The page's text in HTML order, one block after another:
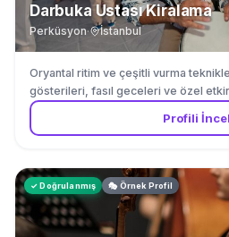
Darbuka Ustası Kiralama
Perküsyon· İstanbul
Oryantal ritim ve çeşitli vurma
gösterileri, fasıl geceleri ve özel
Profili
✓ Doğrulanmış 🎭 Örnek Profil